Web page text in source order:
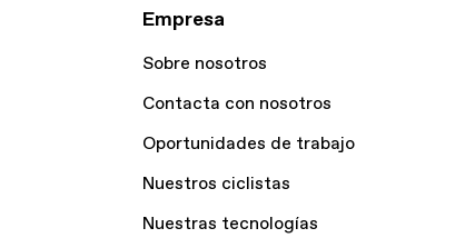
Empresa
Sobre nosotros
Contacta con nosotros
Oportunidades de trabajo
Nuestros ciclistas
Nuestras tecnologías